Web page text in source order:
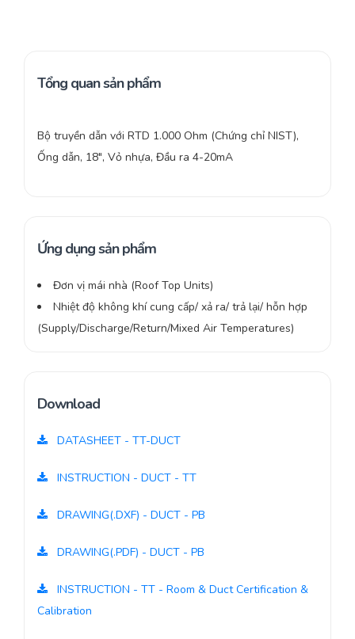
Tổng quan sản phẩm
Bộ truyền dẫn với RTD 1.000 Ohm (Chứng chỉ NIST),
Ống dẫn, 18″, Vỏ nhựa, Đầu ra 4-20mA
Ứng dụng sản phẩm
Đơn vị mái nhà (Roof Top Units)
Nhiệt độ không khí cung cấp/ xả ra/ trả lại/ hỗn hợp
(Supply/Discharge/Return/Mixed Air Temperatures)
Download
DATASHEET - TT-DUCT
INSTRUCTION - DUCT - TT
DRAWING(.DXF) - DUCT - PB
DRAWING(.PDF) - DUCT - PB
INSTRUCTION - TT - Room & Duct Certification &
Calibration